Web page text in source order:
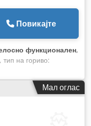
Повикајте
функционален,
, тип на гориво:
изградба:
Мал оглас